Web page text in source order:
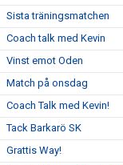
Sista träningsmatchen
Coach talk med Kevin
Vinst emot Oden
Match på onsdag
Coach Talk med Kevin!
Tack Barkarö SK
Grattis Way!